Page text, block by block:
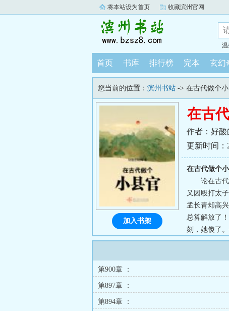
将本站设为首页 收藏滨州官网
首页 书库 排行榜 完本 玄幻
您当前的位置： 滨州书站 -> 在古代做个
在古
作者：好酸
更新时间：
在古代做个
论在古
又因殴打太
孟长青却高
总算解放了
刻，她傻了
做土皇帝的
加入书架
第900章 ：
第897章 ：
第894章 ：